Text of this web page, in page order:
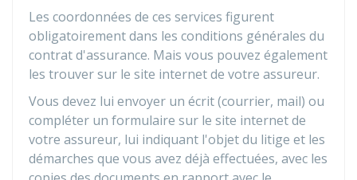
Les coordonnées de ces services figurent
obligatoirement dans les conditions générales du
contrat d'assurance. Mais vous pouvez également
les trouver sur le site internet de votre assureur.
Vous devez lui envoyer un écrit (courrier, mail) ou
compléter un formulaire sur le site internet de
votre assureur, lui indiquant l'objet du litige et les
démarches que vous avez déjà effectuées, avec les